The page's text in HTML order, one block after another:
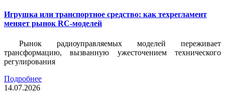
Игрушка или транспортное средство: как техрегламент
меняет рынок RC-моделей
Рынок радиоуправляемых моделей переживает
трансформацию, вызванную ужесточением технического
регулирования
Подробнее
14.07.2026